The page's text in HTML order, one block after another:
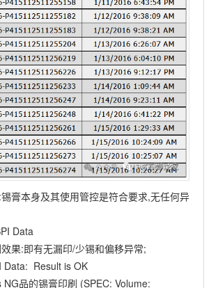
膏本身及其使用管控是符合要求,无任何异
Data
果:即有无漏印/少锡和偏移异常;
Result is OK
品的锡膏印刷 (SPEC: Volume: